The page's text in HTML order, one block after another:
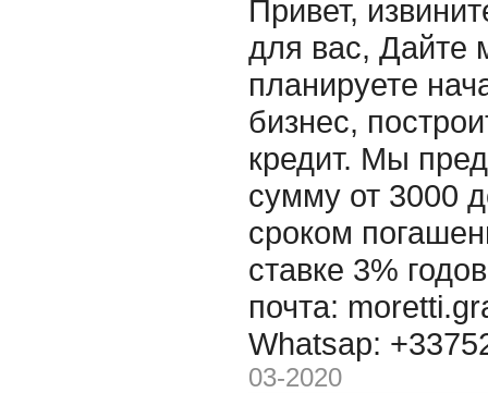
Привет,
для вас, Дайте
планируете
бизнес,
кредит. Мы
сумму от 3000
сроком
ставке 3%
почта:
Whatsap:
03-2020